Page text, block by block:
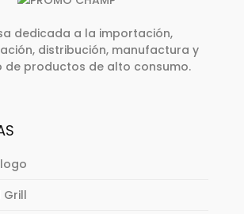
dedicada a la importación,
distribución, manufactura y
de productos de alto consumo.